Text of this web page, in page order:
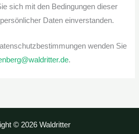
sich mit den Bedingungen dieser
Daten einverstanden.
wenden Sie
.
© 2026 Waldritter